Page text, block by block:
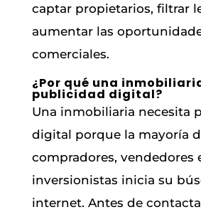
captar propietarios, filtrar
aumentar las
comerciales.
¿Por qué una
publicidad digital?
Una inmobiliaria necesita
digital porque la mayoría
compradores, vendedores
inversionistas inicia su
internet. Antes de